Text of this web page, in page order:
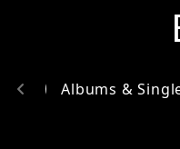
Albums &
chevron_left